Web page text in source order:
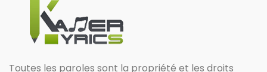
Toutes les paroles sont la propriété et les droits